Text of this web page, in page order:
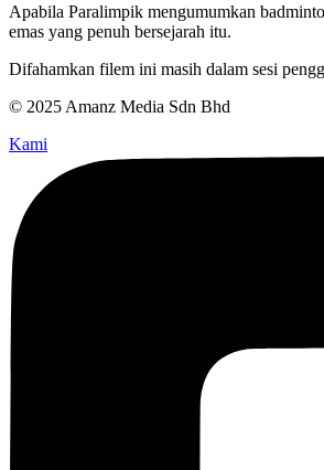
Apabila Paralimpik mengumumkan
emas yang penuh bersejarah itu.
Difahamkan filem ini masih dalam sesi
© 2025 Amanz Media Sdn Bhd
Kami